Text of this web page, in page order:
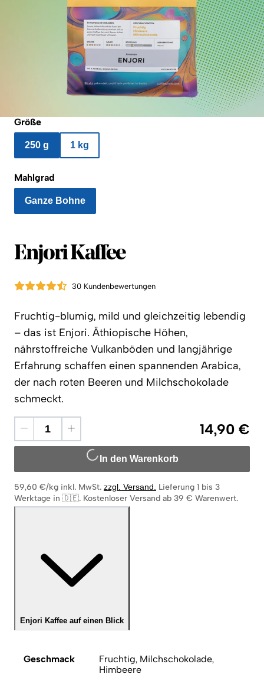
Größe
250 g 1 kg
Mahlgrad
Ganze Bohne
Enjori Kaffee
30 Kundenbewertungen
Fruchtig-blumig, mild und gleichzeitig lebendig
– das ist Enjori. Äthiopische Höhen,
nährstoffreiche Vulkanböden und langjährige
Erfahrung schaffen einen spannenden Arabica,
der nach roten Beeren und Milchschokolade
schmeckt.
14,90 €
In den Warenkorb
59,60 €/kg inkl. MwSt. zzgl. Versand. Lieferung 1 bis 3
Werktage in 🇩🇪. Kostenloser Versand ab 39 € Warenwert.
Enjori Kaffee auf einen Blick
Geschmack
Fruchtig, Milchschokolade,
Himbeere